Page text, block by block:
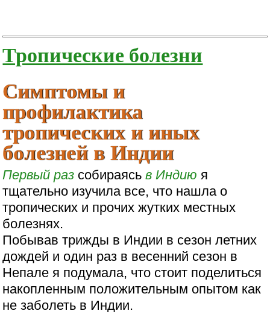
Тропические болезни
Симптомы и
профилактика
тропических и иных
болезней в Индии
Первый раз собираясьв Индию я
тщательно изучила все, что нашла о
тропических и прочих жутких местных
болезнях.
Побывав трижды в Индии в сезон летних
дождей и один раз в весенний сезон в
Непале я подумала, что стоит поделиться
накопленным положительным опытом как
не заболеть в Индии.